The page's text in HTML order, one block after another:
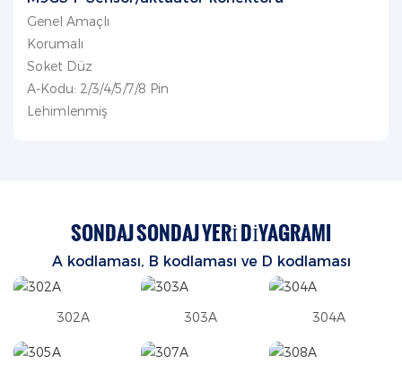
Genel Amaçlı
Korumalı
Soket Düz
A-Kodu: 2/3/4/5/7/8 Pin
Lehimlenmiş
SONDAJ SONDAJ YERI DIYAGRAMI
A kodlaması, B kodlaması ve D kodlaması
302A 303A 304A